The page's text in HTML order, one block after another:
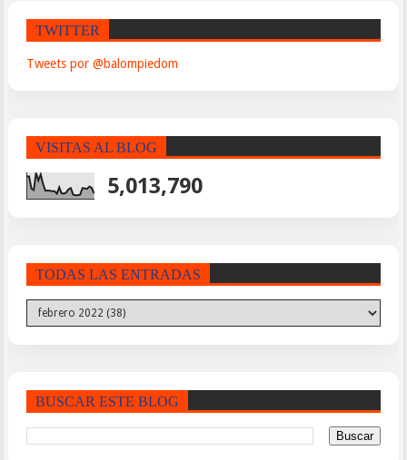
TWITTER
Tweets por @balompiedom
VISITAS AL BLOG
5,013,790
TODAS LAS ENTRADAS
BUSCAR ESTE BLOG